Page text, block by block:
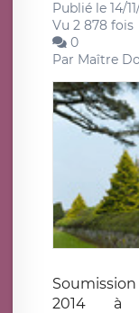
Publié le 14/
Vu 2 878 fois
0
Par Maître
2014 à